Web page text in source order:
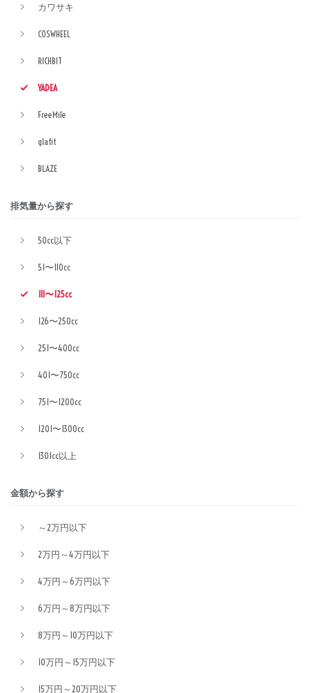
カワサキ
COSWHEEL
RICHBIT
YADEA
FreeMile
glafit
BLAZE
排気量から探す
50cc以下
51〜110cc
111〜125cc
126〜250cc
251〜400cc
401〜750cc
751〜1200cc
1201〜1300cc
1301cc以上
金額から探す
～2万円以下
2万円～4万円以下
4万円～6万円以下
6万円～8万円以下
8万円～10万円以下
10万円～15万円以下
15万円～20万円以下